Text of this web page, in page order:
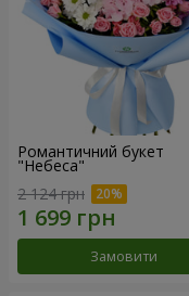
Романтичний букет
"Небеса"
2 124 грн
Замовити